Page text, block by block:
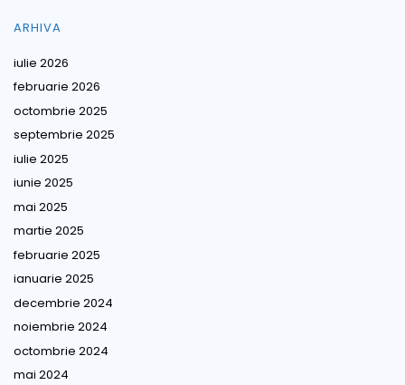
ARHIVA
iulie 2026
februarie 2026
octombrie 2025
septembrie 2025
iulie 2025
iunie 2025
mai 2025
martie 2025
februarie 2025
ianuarie 2025
decembrie 2024
noiembrie 2024
octombrie 2024
mai 2024